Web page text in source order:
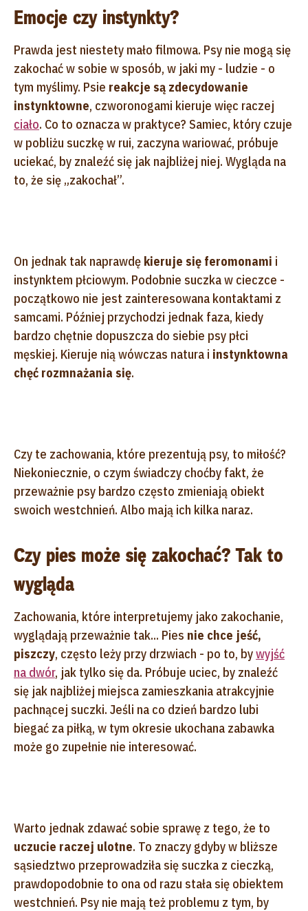
Emocje czy instynkty?
Prawda jest niestety mało filmowa. Psy nie mogą się
zakochać w sobie w sposób, w jaki my - ludzie - o
tym myślimy. Psie reakcje są zdecydowanie
instynktowne, czworonogami kieruje więc raczej
ciało. Co to oznacza w praktyce? Samiec, który czuje
w pobliżu suczkę w rui, zaczyna wariować, próbuje
uciekać, by znaleźć się jak najbliżej niej. Wygląda na
to, że się „zakochał”.
On jednak tak naprawdę kieruje się feromonami i
instynktem płciowym. Podobnie suczka w cieczce -
początkowo nie jest zainteresowana kontaktami z
samcami. Później przychodzi jednak faza, kiedy
bardzo chętnie dopuszcza do siebie psy płci
męskiej. Kieruje nią wówczas natura i instynktowna
chęć rozmnażania się.
Czy te zachowania, które prezentują psy, to miłość?
Niekoniecznie, o czym świadczy choćby fakt, że
przeważnie psy bardzo często zmieniają obiekt
swoich westchnień. Albo mają ich kilka naraz.
Czy pies może się zakochać? Tak to
wygląda
Zachowania, które interpretujemy jako zakochanie,
wyglądają przeważnie tak... Pies nie chce jeść,
piszczy, często leży przy drzwiach - po to, bywyjść
na dwór, jak tylko się da. Próbuje uciec, by znaleźć
się jak najbliżej miejsca zamieszkania atrakcyjnie
pachnącej suczki. Jeśli na co dzień bardzo lubi
biegać za piłką, w tym okresie ukochana zabawka
może go zupełnie nie interesować.
Warto jednak zdawać sobie sprawę z tego, że to
uczucie raczej ulotne. To znaczy gdyby w bliższe
sąsiedztwo przeprowadziła się suczka z cieczką,
prawdopodobnie to ona od razu stała się obiektem
westchnień. Psy nie mają też problemu z tym, by